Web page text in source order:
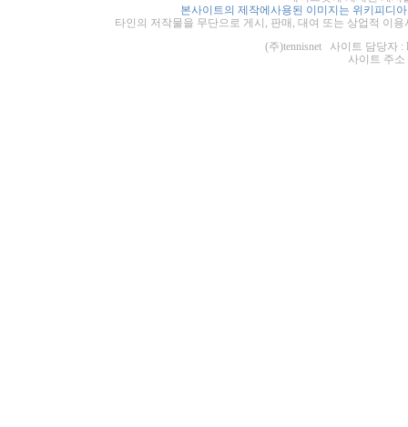
본사이트의 제작에사용된 이미지는 위키피디
타인의 저작물을 무단으로 게시, 판매, 대여 또는 상업적 이
(주)tennisnet 사이트 담당자 :
사이트 주